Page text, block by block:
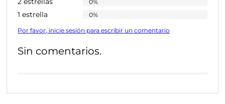
0%
1 estrella 0%
Por favor, inicie sesión para escribir un comentario
Sin comentarios.